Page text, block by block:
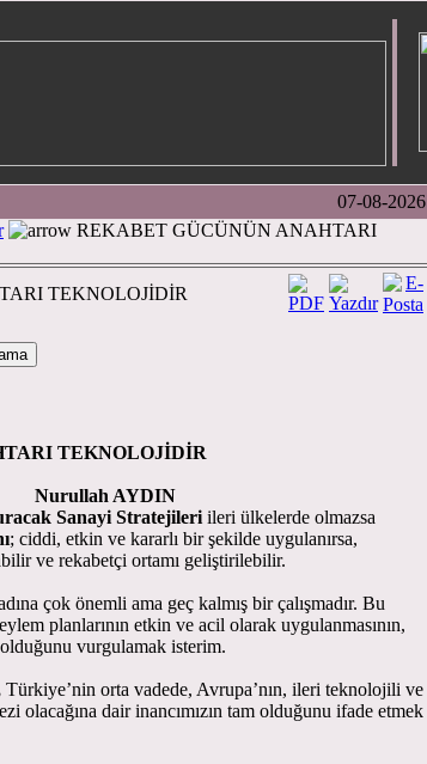
07-08-2026
REKABET GÜCÜNÜN ANAHTARI
TEKNOLOJİDİR
TEKNOLOJİDİR
Nurullah AYDIN
Sanayi Stratejileri ileri ülkelerde olmazsa
; ciddi, etkin ve kararlı bir şekilde uygulanırsa,
ve rekabetçi ortamı geliştirilebilir.
çok önemli ama geç kalmış bir çalışmadır. Bu
planlarının etkin ve acil olarak uygulanmasının,
olduğunu vurgulamak isterim.
Türkiye’nin orta vadede, Avrupa’nın, ileri teknolojili ve
olacağına dair inancımızın tam olduğunu ifade etmek